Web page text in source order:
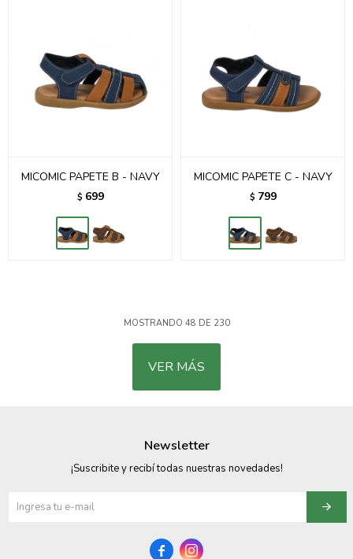
MICOMIC PAPETE B - NAVY
$ 699
MICOMIC PAPETE C - NAVY
$ 799
MOSTRANDO 48 DE 230
VER MÁS
Newsletter
¡Suscribite y recibí todas nuestras novedades!
 